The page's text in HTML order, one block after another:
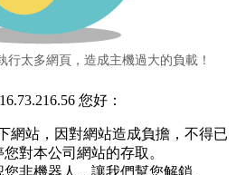
行太多網頁，造成主機過大的負載！
您好：
網站，因對網站造成負擔，不得已
對本公司網站的存取。
非機器人，讓我們幫您解鎖。